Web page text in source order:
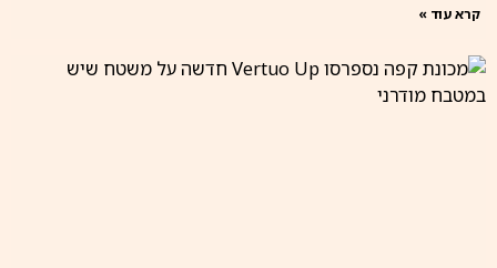
קרא עוד »